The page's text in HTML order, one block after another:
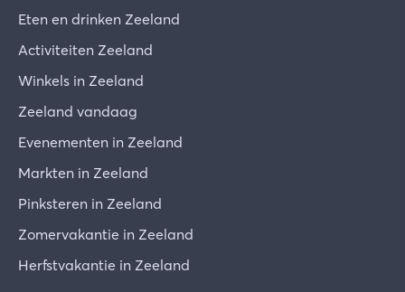
Eten en drinken Zeeland
Activiteiten Zeeland
Winkels in Zeeland
Zeeland vandaag
Evenementen in Zeeland
Markten in Zeeland
Pinksteren in Zeeland
Zomervakantie in Zeeland
Herfstvakantie in Zeeland